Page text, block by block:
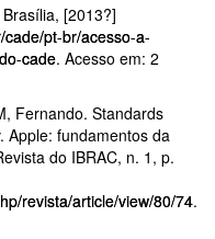
[2013?]
cade/pt-br/acesso-a-
cade. Acesso em: 2
Fernando. Standards
Apple: fundamentos da
do IBRAC, n. 1, p.
revista/article/view/80/74.